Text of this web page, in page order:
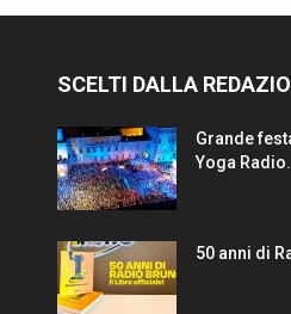
SCELTI DALLA
Grande
Yoga
50 anni di